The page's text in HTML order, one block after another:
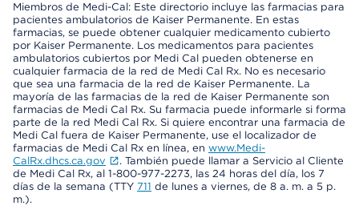
Miembros de Medi-Cal: Este directorio incluye las farmacias para
pacientes ambulatorios de Kaiser Permanente. En estas
farmacias, se puede obtener cualquier medicamento cubierto
por Kaiser Permanente. Los medicamentos para pacientes
ambulatorios cubiertos por Medi Cal pueden obtenerse en
cualquier farmacia de la red de Medi Cal Rx. No es necesario
que sea una farmacia de la red de Kaiser Permanente. La
mayoría de las farmacias de la red de Kaiser Permanente son
farmacias de Medi Cal Rx. Su farmacia puede informarle si forma
parte de la red Medi Cal Rx. Si quiere encontrar una farmacia de
Medi Cal fuera de Kaiser Permanente, use el localizador de
farmacias de Medi Cal Rx en línea, en www.Medi-
CalRx.dhcs.ca.gov
. También puede llamar a Servicio al Cliente
de Medi Cal Rx, al 1-800-977-2273, las 24 horas del día, los 7
días de la semana (TTY 711 de lunes a viernes, de 8 a. m. a 5 p.
m.).